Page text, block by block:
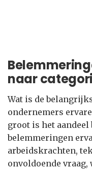
naar
Wat is de
ondernemers
groot is het
belemmeringen
arbeidskrachten,
onvoldoende